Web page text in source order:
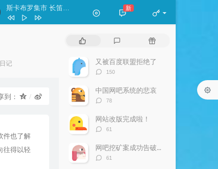
斯卡布罗集市 长笛（轻吹版） 天易
新
记
到：
件也了解
往得以轻
评
随
文
又被百度联盟拒绝了
评
数：
150
中国网吧系统的悲哀
评
数：
78
网站改版完成啦！
评
数：
61
网吧挖矿案成功告破—网吧巨卡老板报警
评
61